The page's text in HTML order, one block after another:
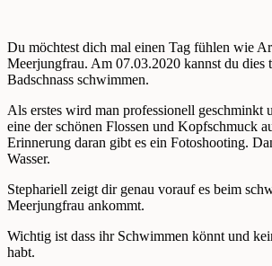
Du möchtest dich mal einen Tag fühlen wie
Meerjungfrau. Am 07.03.2020 kannst du dies
Badschnass schwimmen.
Als erstes wird man professionell geschminkt
eine der schönen Flossen und Kopfschmuck
Erinnerung daran gibt es ein Fotoshooting.
Wasser.
Stephariell zeigt dir genau vorauf es beim
Meerjungfrau ankommt.
Wichtig ist dass ihr Schwimmen könnt und
habt.